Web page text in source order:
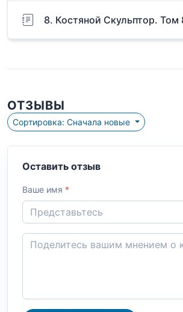
8. Костяной Скульптор. Том
ОТЗЫВЫ
Сортировка: Сначала новые
Оставить отзыв
Ваше имя *